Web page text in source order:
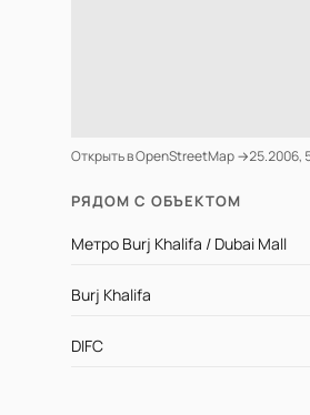
Открыть в OpenStreetMap →25.2006,
РЯДОМ С ОБЪЕКТОМ
Метро Burj Khalifa / Dubai Mall
Burj Khalifa
DIFC